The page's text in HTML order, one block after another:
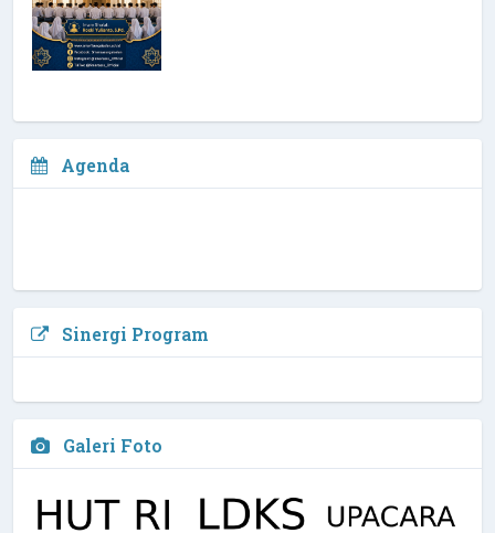
Agenda
Sinergi Program
Galeri Foto